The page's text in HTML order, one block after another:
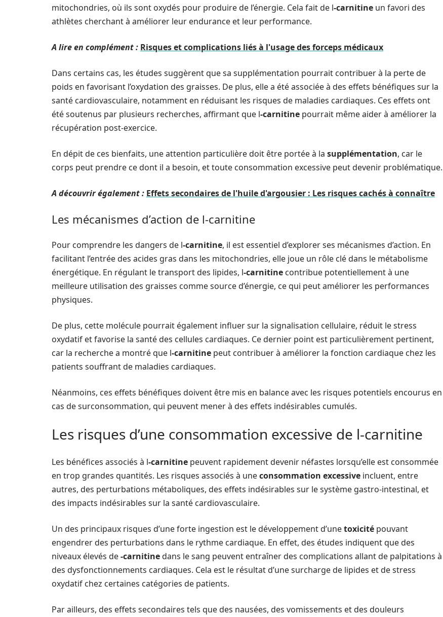
mitochondries, où ils sont oxydés pour produire de l’énergie. Cela fait de l-carnitine un favori des
athlètes cherchant à améliorer leur endurance et leur performance.
A lire en complément : Risques et complications liés à l'usage des forceps médicaux
Dans certains cas, les études suggèrent que sa supplémentation pourrait contribuer à la perte de
poids en favorisant l’oxydation des graisses. De plus, elle a été associée à des effets bénéfiques sur la
santé cardiovasculaire, notamment en réduisant les risques de maladies cardiaques. Ces effets ont
été soutenus par plusieurs recherches, affirmant que l-carnitine pourrait même aider à améliorer la
récupération post-exercice.
En dépit de ces bienfaits, une attention particulière doit être portée à la supplémentation, car le
corps peut prendre ce dont il a besoin, et toute consommation excessive peut devenir problématique.
A découvrir également : Effets secondaires de l'huile d'argousier : Les risques cachés à connaître
Les mécanismes d’action de l-carnitine
Pour comprendre les dangers de l-carnitine, il est essentiel d’explorer ses mécanismes d’action. En
facilitant l’entrée des acides gras dans les mitochondries, elle joue un rôle clé dans le métabolisme
énergétique. En régulant le transport des lipides, l-carnitine contribue potentiellement à une
meilleure utilisation des graisses comme source d’énergie, ce qui peut améliorer les performances
physiques.
De plus, cette molécule pourrait également influer sur la signalisation cellulaire, réduit le stress
oxydatif et favorise la santé des cellules cardiaques. Ce dernier point est particulièrement pertinent,
car la recherche a montré que l-carnitine peut contribuer à améliorer la fonction cardiaque chez les
patients souffrant de maladies cardiaques.
Néanmoins, ces effets bénéfiques doivent être mis en balance avec les risques potentiels encourus en
cas de surconsommation, qui peuvent mener à des effets indésirables cumulés.
Les risques d’une consommation excessive de l-carnitine
Les bénéfices associés à l-carnitine peuvent rapidement devenir néfastes lorsqu’elle est consommée
en trop grandes quantités. Les risques associés à uneconsommation excessive incluent, entre
autres, des perturbations métaboliques, des effets indésirables sur le système gastro-intestinal, et
des impacts indésirables sur la santé cardiovasculaire.
Un des principaux risques d’une forte ingestion est le développement d’unetoxicité pouvant
engendrer des perturbations dans le rythme cardiaque. En effet, des études indiquent que des
niveaux élevés de-carnitinedans le sang peuvent entraîner des complications allant de palpitations à
des dysfonctionnements cardiaques. Cela est le résultat d’une surcharge de lipides et de stress
oxydatif chez certaines catégories de patients.
Par ailleurs, des effets secondaires tels que des nausées, des vomissements et des douleurs